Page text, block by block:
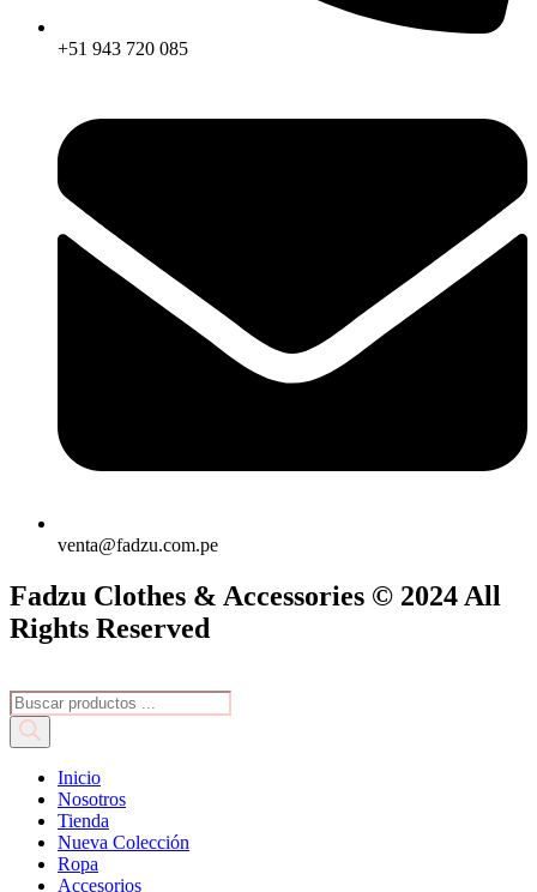
+51 943 720 085
venta@fadzu.com.pe
Fadzu Clothes & Accessories © 2024 All
Rights Reserved
Búsqueda
de
productos
Inicio
Nosotros
Tienda
Nueva Colección
Ropa
Accesorios